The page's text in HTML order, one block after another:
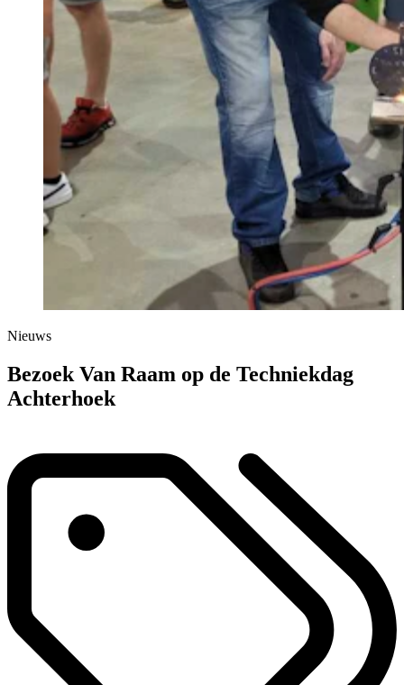
Nieuws
Bezoek Van Raam op de Techniekdag
Achterhoek